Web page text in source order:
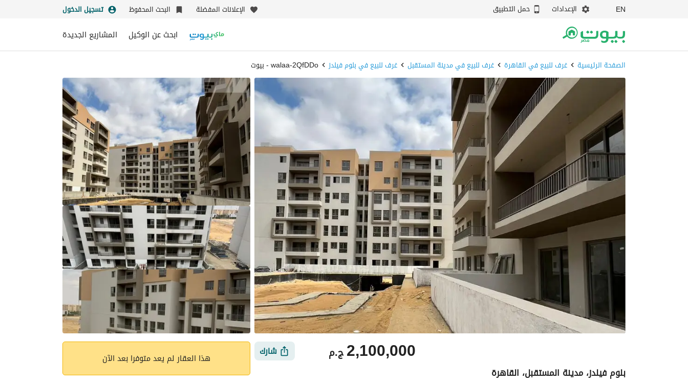
EN الإعدادات حمل التطبيق الإعلانات المفضلة البحث المحفوظ تسجيل الدخول
ابحث عن الوكيل المشاريع الجديدة
الصفحة الرئيسية غرف للبيع في القاهرة غرف للبيع في مدينة المستقبل غرف للبيع في بلوم فيلدز walaa-2QfDDo - بيوت
ج.م2,100,000 شارك
بلوم فيلدز، مدينة المستقبل، القاهرة
هذا العقار لم يعد متوفرا بعد الآن